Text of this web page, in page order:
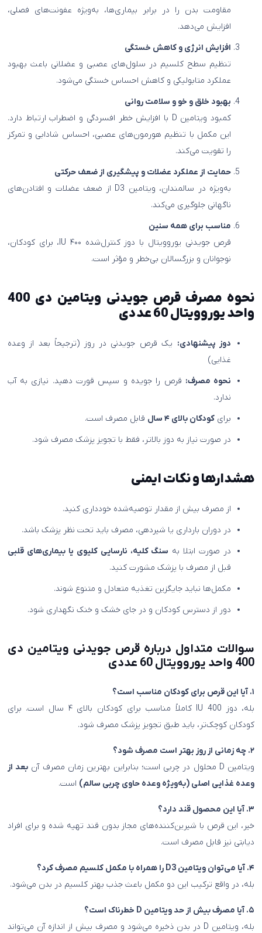
مقاومت بدن را در برابر بیماری‌ها، به‌ویژه عفونت‌های فصلی،
افزایش می‌دهد.
افزایش انرژی و کاهش خستگی
تنظیم سطح کلسیم در سلول‌های عصبی و عضلانی باعث بهبود
عملکرد متابولیکی و کاهش احساس خستگی می‌شود.
بهبود خلق و خو و سلامت روانی
کمبود ویتامین D با افزایش خطر افسردگی و اضطراب ارتباط دارد.
این مکمل با تنظیم هورمون‌های عصبی، احساس شادابی و تمرکز
را تقویت می‌کند.
حمایت از عملکرد عضلات و پیشگیری از ضعف حرکتی
به‌ویژه در سالمندان، ویتامین D3 از ضعف عضلات و افتادن‌های
ناگهانی جلوگیری می‌کند.
مناسب برای همه سنین
قرص جویدنی یوروویتال با دوز کنترل‌شده ۴۰۰ IU، برای کودکان،
نوجوانان و بزرگسالان بی‌خطر و مؤثر است.
نحوه مصرف
قرص جویدنی ویتامین دی 400
واحد یوروویتال 60 عددی
دوز پیشنهادی: یک قرص جویدنی در روز (ترجیحاً بعد از وعده
غذایی)
نحوه مصرف: قرص را جویده و سپس قورت دهید. نیازی به آب
ندارد.
برای کودکان بالای ۴ سال
قابل مصرف است.
در صورت نیاز به دوز بالاتر، فقط با تجویز پزشک مصرف شود.
هشدارها و نکات ایمنی
از مصرف بیش از مقدار توصیه‌شده خودداری کنید.
در دوران بارداری یا شیردهی، مصرف باید تحت نظر پزشک باشد.
در صورت ابتلا به سنگ کلیه، نارسایی کلیوی یا بیماری‌های قلبی
قبل از مصرف با پزشک مشورت کنید.
مکمل‌ها نباید جایگزین تغذیه متعادل و متنوع شوند.
دور از دسترس کودکان و در جای خشک و خنک نگهداری شود.
سوالات متداول درباره قرص جویدنی ویتامین دی
400 واحد یوروویتال 60 عددی
۱. آیا این قرص برای کودکان مناسب است؟
بله، دوز 400 IU کاملاً مناسب برای کودکان بالای ۴ سال است. برای
کودکان کوچک‌تر، باید طبق تجویز پزشک مصرف شود.
۲. چه زمانی از روز بهتر است مصرف شود؟
ویتامین D محلول در چربی است؛ بنابراین بهترین زمان مصرف آن
بعد از
وعده غذایی اصلی (به‌ویژه وعده حاوی چربی سالم) است.
۳. آیا این محصول قند دارد؟
خیر، این قرص با شیرین‌کننده‌های مجاز بدون قند تهیه شده و برای افراد
دیابتی نیز قابل مصرف است.
۴. آیا می‌توان ویتامین D3 را همراه با مکمل کلسیم مصرف کرد؟
بله، در واقع ترکیب این دو مکمل باعث جذب بهتر کلسیم در بدن می‌شود.
۵. آیا مصرف بیش از حد ویتامین D خطرناک است؟
بله، ویتامین D در بدن ذخیره می‌شود و مصرف بیش از اندازه آن می‌تواند